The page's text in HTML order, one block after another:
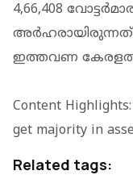
4,66,408
അര്‍ഹരായിരുന്നത്.
ഇത്തവണ
Content
get majority in
Related tags: